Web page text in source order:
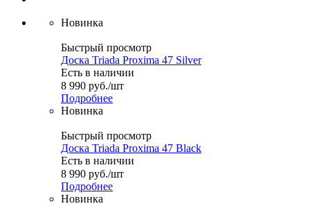
Новинка
Быстрый просмотр
Доска Triada Proxima 47 Silver
Есть в наличии
8 990 руб./шт
Подробнее
Новинка
Быстрый просмотр
Доска Triada Proxima 47 Black
Есть в наличии
8 990 руб./шт
Подробнее
Новинка